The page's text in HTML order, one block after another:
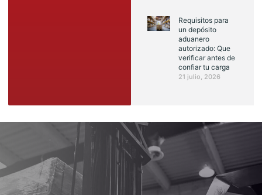
Requisitos para
un depósito
aduanero
autorizado: Que
verificar antes de
confiar tu carga
21 julio, 2026